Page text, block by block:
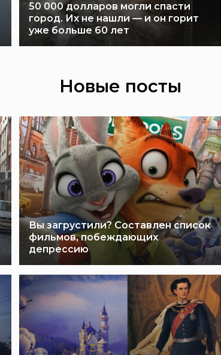
50 000 долларов могли спасти
город. Их не нашли — и он горит
уже больше 60 лет
Новые посты
Вы загрустили? Составлен список
фильмов, побеждающих
депрессию